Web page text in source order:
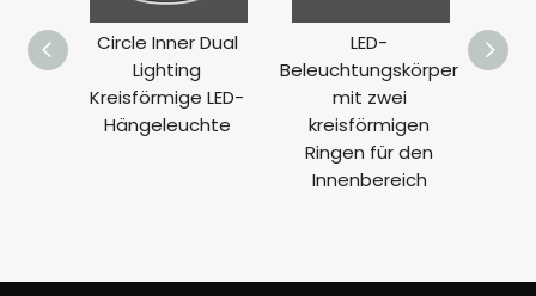
Circle Inner Dual
Lighting
Kreisförmige LED-
Hängeleuchte
LED-
Beleuchtungskörper
mit zwei
kreisförmigen
Ringen für den
Innenbereich
für